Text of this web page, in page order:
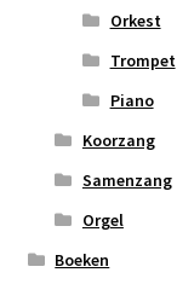
Orkest
Trompet
Piano
Koorzang
Samenzang
Orgel
Boeken